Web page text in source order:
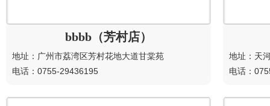
bbbb（芳村店）
地址：广州市荔湾区芳村花地大道甘棠苑
电话：0755-29436195
地址：天
电话：